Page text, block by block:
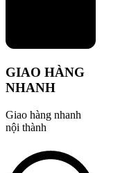
GIAO HÀNG
NHANH
Giao hàng nhanh
nội thành